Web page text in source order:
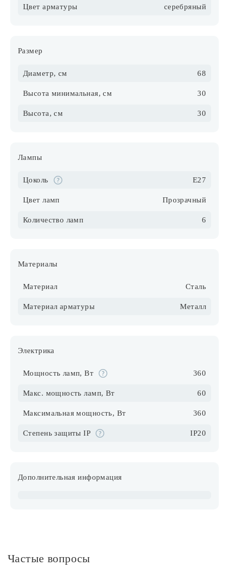
Цвет арматуры серебряный
Размер
Диаметр, см 68
Высота минимальная, см 30
Высота, см 30
Лампы
Цоколь E27
Цвет ламп Прозрачный
Количество ламп 6
Материалы
Материал Сталь
Материал арматуры Металл
Электрика
Мощность ламп, Вт 360
Макс. мощность ламп, Вт 60
Максимальная мощность, Вт 360
Степень защиты IP IP20
Дополнительная информация
Частые вопросы